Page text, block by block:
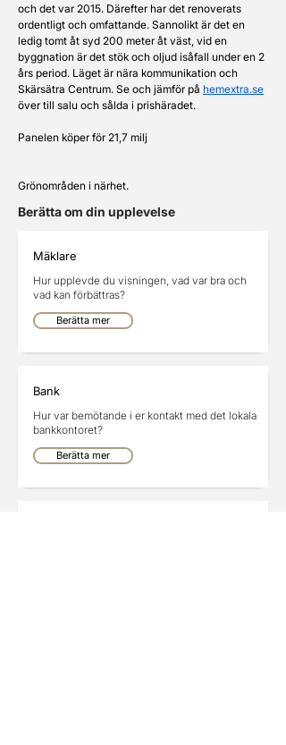
och det var 2015. Därefter har det renoverats
ordentligt och omfattande. Sannolikt är det en
ledig tomt åt syd 200 meter åt väst, vid en
byggnation är det stök och oljud isåfall under en 2
års period. Läget är nära kommunikation och
Skärsätra Centrum. Se och jämför på hemextra.se
över till salu och sålda i prishäradet.
Panelen köper för 21,7 milj
Grönområden i närhet.
Berätta om din upplevelse
Mäklare
Hur upplevde du visningen, vad var bra och
vad kan förbättras?
Berätta mer
Bank
Hur var bemötande i er kontakt med det lokala
bankkontoret?
Berätta mer